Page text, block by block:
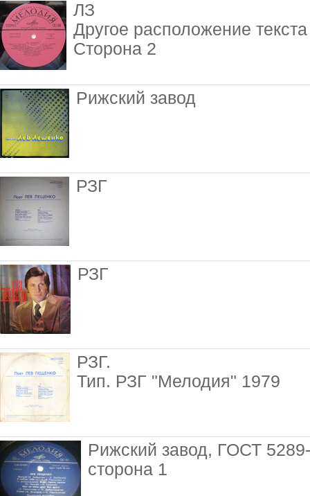
ЛЗ
Другое расположение текста
Сторона 2
Рижский завод
РЗГ
РЗГ
РЗГ.
Тип. РЗГ "Мелодия" 1979
Рижский завод, ГОСТ
сторона 1